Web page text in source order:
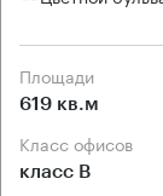
Площади
619 кв.м
Класс офисов
класс B